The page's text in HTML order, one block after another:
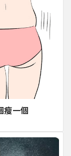
瘦一個